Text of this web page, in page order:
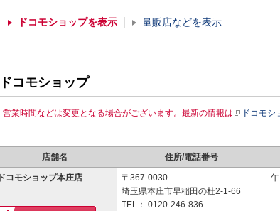
ドコモショップを表示 量販店などを表示
ドコモショップ
営業時間などは変更となる場合がございます。最新の情報は ドコモ
店舗名 住所/電話番号
ドコモショップ本庄店
〒367-0030
埼玉県本庄市早稲田の杜2-1-66
TEL： 0120-246-836